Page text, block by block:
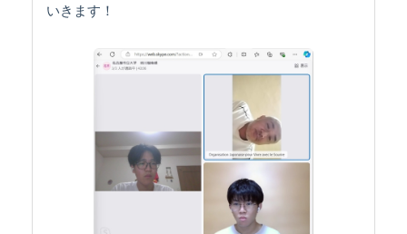
いきます！